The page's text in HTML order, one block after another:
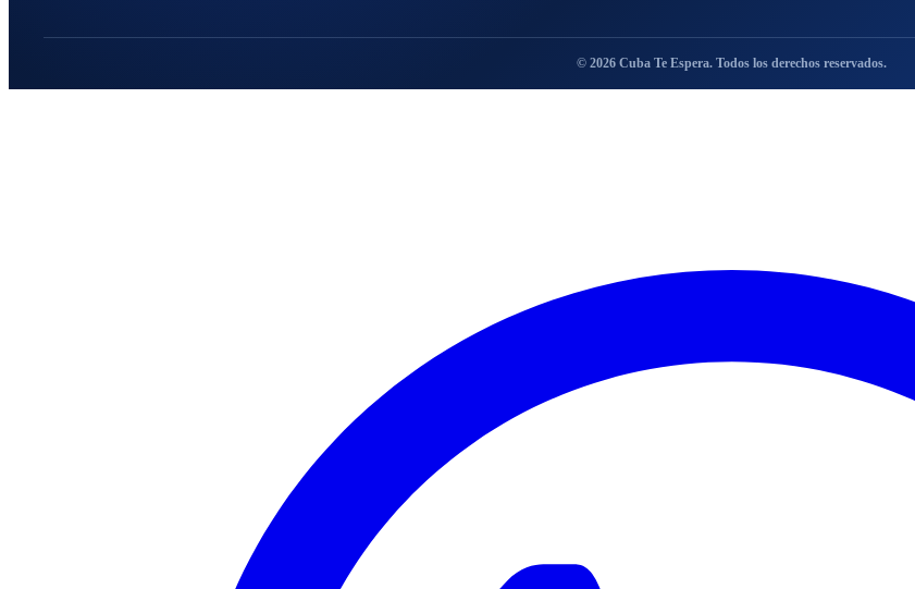
© 2026 Cuba Te Espera. Todos los derechos reservados.